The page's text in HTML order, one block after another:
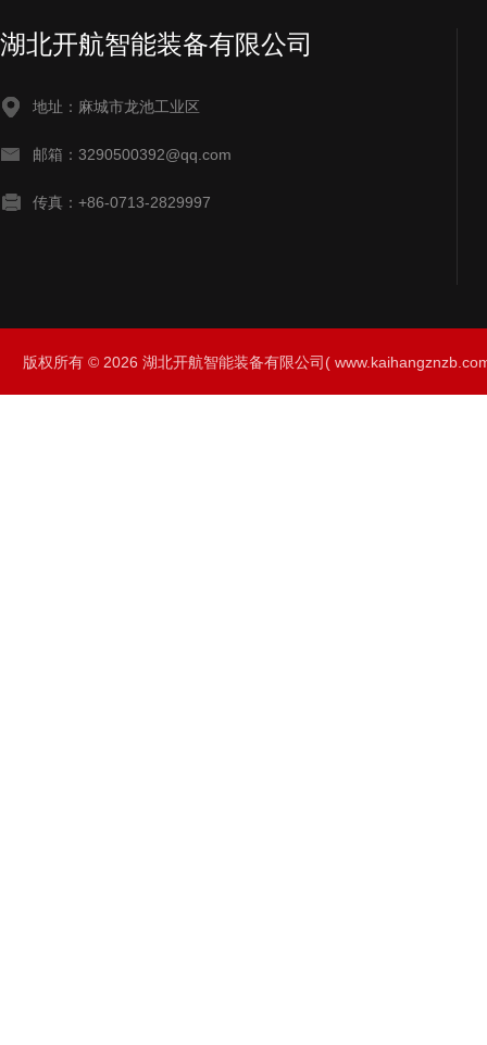
湖北开航智能装备有限公司
地址：麻城市龙池工业区
邮箱：3290500392@qq.com
传真：+86-0713-2829997
版权所有 © 2026 湖北开航智能装备有限公司(